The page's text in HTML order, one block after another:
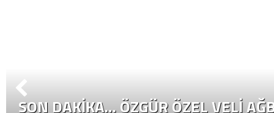
SON DAKİKA… ÖZGÜR ÖZEL VELI